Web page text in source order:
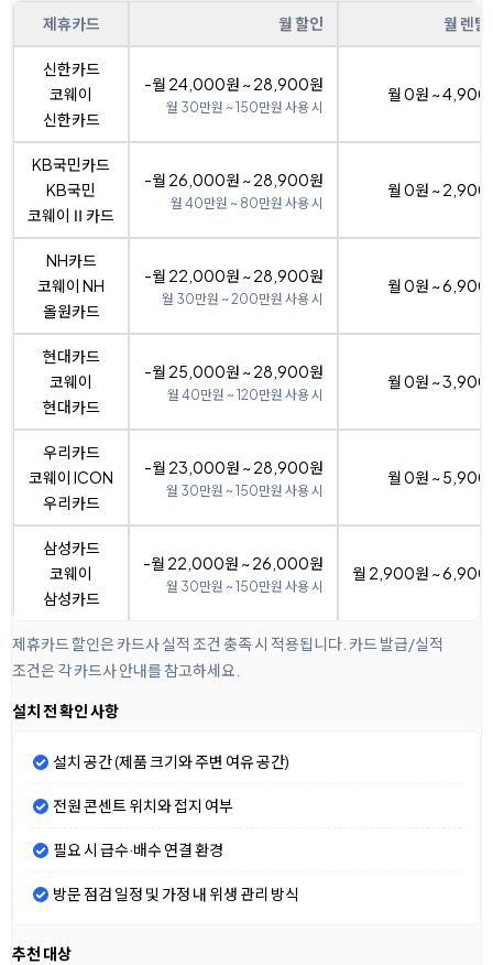
제휴카드 월 할인 월 렌탈
신한카드
코웨이
신한카드
-월 24,000원 ~ 28,900원
월 30만원 ~ 150만원 사용 시
월 0원 ~ 4,900
KB국민카드
KB국민
코웨이Ⅱ카드
-월 26,000원 ~ 28,900원
월 40만원 ~ 80만원 사용 시
월 0원 ~ 2,900
NH카드
코웨이 NH
올원카드
-월 22,000원 ~ 28,900원
월 30만원 ~ 200만원 사용 시
월 0원 ~ 6,900
현대카드
코웨이
현대카드
-월 25,000원 ~ 28,900원
월 40만원 ~ 120만원 사용 시
월 0원 ~ 3,900
우리카드
코웨이 ICON
우리카드
-월 23,000원 ~ 28,900원
월 30만원 ~ 150만원 사용 시
월 0원 ~ 5,900
삼성카드
코웨이
삼성카드
-월 22,000원 ~ 26,000원
월 30만원 ~ 150만원 사용 시
월 2,900원 ~ 6,900
제휴카드 할인은 카드사 실적 조건 충족 시 적용됩니다. 카드 발급/실적
조건은 각 카드사 안내를 참고하세요.
설치 전 확인 사항
설치 공간 (제품 크기와 주변 여유 공간)
전원 콘센트 위치와 접지 여부
필요 시 급수·배수 연결 환경
방문 점검 일정 및 가정 내 위생 관리 방식
추천 대상